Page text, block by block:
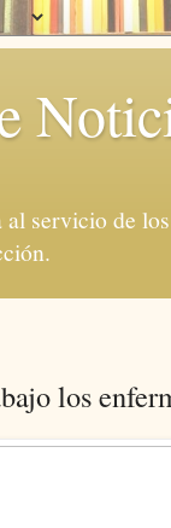
servicio de
los